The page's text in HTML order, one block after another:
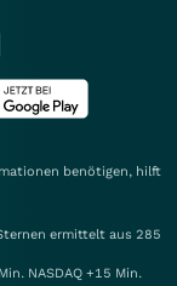
benötigen, hilft
ermittelt aus 285
NASDAQ +15 Min.